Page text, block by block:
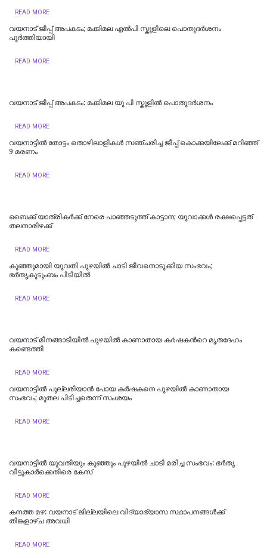
READ MORE
വയനാട് ജീപ്പ് അപകടം; മക്കിമല എൽപി സ്കൂളിലെ പൊതുദർശനം
പൂർത്തിയായി
READ MORE
വയനാട് ജീപ്പ് അപകടം: മക്കിമല യു പി സ്കൂളില്‍ പൊതുദര്‍ശനം
READ MORE
വയനാട്ടിൽ തോട്ടം തൊഴിലാളികൾ സഞ്ചരിച്ച ജീപ്പ് കൊക്കയിലേക്ക് മറിഞ്ഞ്
9 മരണം
READ MORE
ബൈക്ക്‌ യാത്രികർക്ക്‌ നേരെ പാഞ്ഞടുത്ത്‌ കാട്ടാന; യുവാക്കൾ രക്ഷപ്പെട്ടത്‌
തലനാരിഴക്ക്
READ MORE
കുഞ്ഞുമായി യുവതി പുഴയില്‍ ചാടി ജീവനൊടുക്കിയ സംഭവം;
ഭർതൃകുടുംബം പിടിയിൽ
READ MORE
വയനാട്‌ മീനങ്ങാടിയിൽ പുഴയിൽ കാണാതായ ക൪ഷകന്‍റെ മൃതദേഹം
കണ്ടെത്തി
READ MORE
വയനാട്ടില്‍ പുല്ലരിയാന്‍ പോയ കര്‍ഷകനെ പുഴയില്‍ കാണാതായ
സംഭവം; മുതല പിടിച്ചതെന്ന് സംശയം
READ MORE
വയനാട്ടിൽ യുവതിയും കുഞ്ഞും പുഴയിൽ ചാടി മരിച്ച സംഭവം: ഭർതൃ
വീട്ടുകാർക്കെതിരെ കേസ്
READ MORE
കനത്ത മഴ: വയനാട് ജില്ലയിലെ വിദ്യാഭ്യാസ സ്ഥാപനങ്ങൾക്ക്
തിങ്കളാഴ്ച അവധി
READ MORE